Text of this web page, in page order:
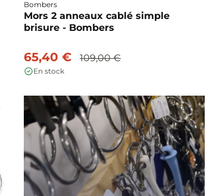
Bombers
Mors 2 anneaux cablé simple
brisure - Bombers
65,40 € 109,00 €
En stock